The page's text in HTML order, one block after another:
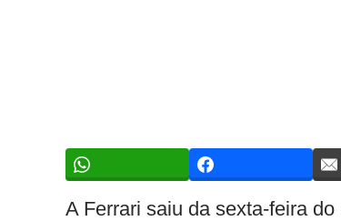
A Ferrari saiu da sexta-feira